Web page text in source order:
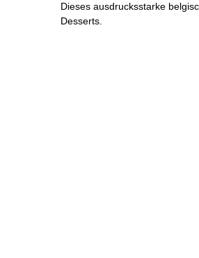
Dieses ausdrucksstarke
Desserts.